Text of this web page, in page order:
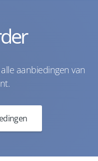
aanbiedingen van